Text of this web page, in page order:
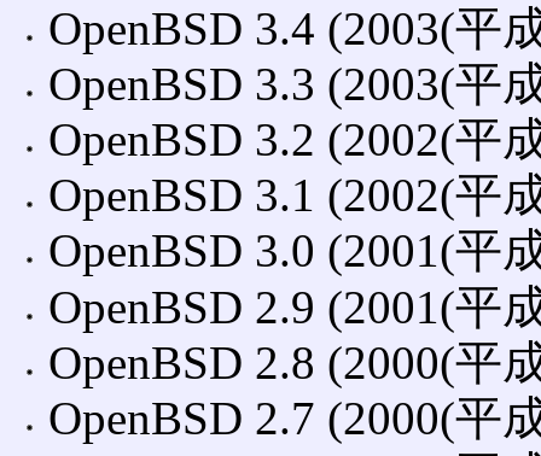
OpenBSD 3.4 (2003(平
OpenBSD 3.3 (2003(平
OpenBSD 3.2 (2002(平
OpenBSD 3.1 (2002(平
OpenBSD 3.0 (2001(平
OpenBSD 2.9 (2001(平
OpenBSD 2.8 (2000(平
OpenBSD 2.7 (2000(平